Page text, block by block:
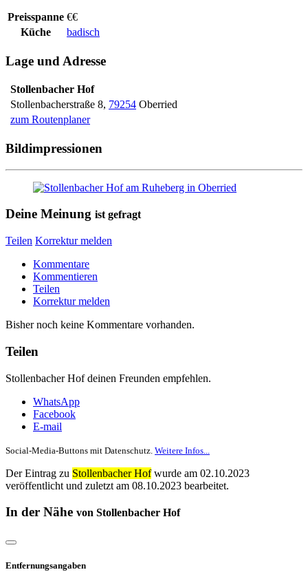
Preisspanne €€
Küche
badisch
Lage und Adresse
Stollenbacher Hof
Stollenbacherstraße 8, 79254 Oberried
zum Routenplaner
Bildimpressionen
Deine Meinung ist gefragt
Teilen Korrektur melden
Kommentare
Kommentieren
Teilen
Korrektur melden
Bisher noch keine Kommentare vorhanden.
Teilen
Stollenbacher Hof deinen Freunden empfehlen.
WhatsApp
Facebook
E-mail
Social-Media-Buttons mit Datenschutz. Weitere Infos...
Der Eintrag zu Stollenbacher Hofwurde am 02.10.2023
veröffentlicht und zuletzt am 08.10.2023 bearbeitet.
In der Nähe von Stollenbacher Hof
Entfernungsangaben